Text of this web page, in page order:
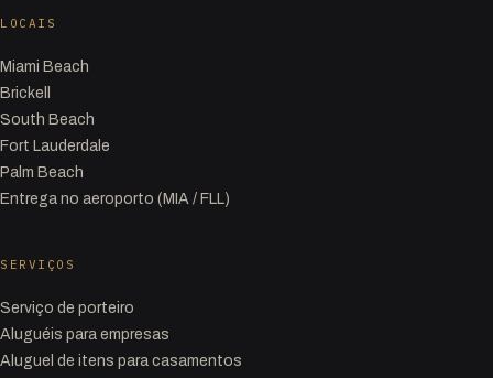
LOCAIS
Miami Beach
Brickell
South Beach
Fort Lauderdale
Palm Beach
Entrega no aeroporto (MIA / FLL)
SERVIÇOS
Serviço de porteiro
Aluguéis para empresas
Aluguel de itens para casamentos